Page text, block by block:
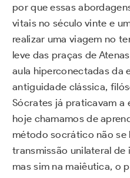
por que essas
vitais no século vinte e
realizar uma viagem no
leve das praças de
aula hiperconectadas da
antiguidade clássica,
Sócrates já praticavam a
hoje chamamos de
método socrático não se
transmissão unilateral de
mas sim na maiêutica, o